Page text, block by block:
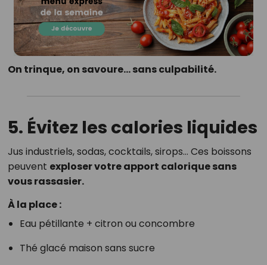
On trinque, on savoure… sans culpabilité.
5. Évitez les calories liquides
Jus industriels, sodas, cocktails, sirops… Ces boissons
peuvent exploser votre apport calorique sans
vous rassasier.
À la place :
Eau pétillante + citron ou concombre
Thé glacé maison sans sucre